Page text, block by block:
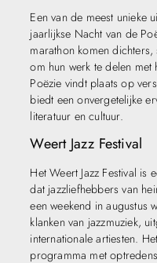
Een van de meest unieke
jaarlijkse Nacht van de
marathon komen
om hun werk te delen
Poëzie vindt plaats op
biedt een onvergetelijke
literatuur en cultuur.
Weert Jazz Festival
Het Weert Jazz Festival is
dat jazzliefhebbers van
een weekend in augustus
klanken van jazzmuziek,
internationale artiesten.
programma met